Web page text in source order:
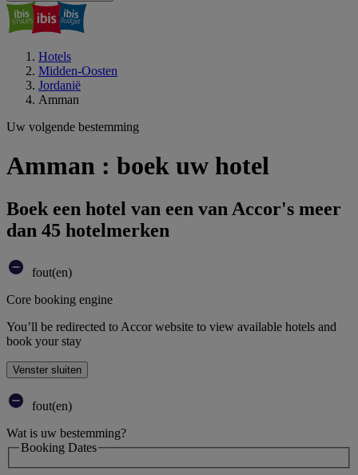
Hotels
Midden-Oosten
Jordanië
Amman
Uw volgende bestemming
Amman : boek uw hotel
Boek een hotel van een van Accor's meer
dan 45 hotelmerken
fout(en)
Core booking engine
You’ll be redirected to Accor website to view available hotels and
book your stay
Venster sluiten
fout(en)
Wat is uw bestemming?
Booking Dates